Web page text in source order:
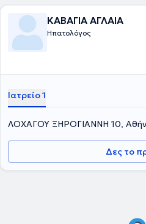
Εταιρίας Μελέτης Ήπατος και της
Ιδιοπαθών Φλεγμονωδών
διαχειρίζεται περιστατικά όπως :
, διερεύνηση αναιμίας, κοιλιακό
εντέρου, έλεγχος για
αιμορροΐδες και άλλα. Ταυτόχρονα,
ΚΑΒΑΓΙΑ ΑΓΛΑΙΑ
Ηπατολόγος
Ιατρείο 1
ΛΟΧΑΓΟΥ ΞΗΡΟΓΙΑΝΝΗ 10,
Δες το